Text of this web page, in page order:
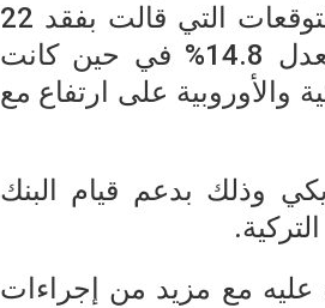
مليون وظيفة عن نهاية شهر إبريل وهي أفضل من التوقعات التي قالت بفقد 22
مليون وظيفة، إلى جانب ارتفاع معدلات البطالة لمعدل 14.8% في حين كانت
الأمريكية والأوروبية على ارتفاع مع
وذلك بدعم قيام البنك
مع مزيد من إجراءات